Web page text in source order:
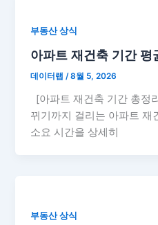
부동산 상식
아파트 재건축 기간
데이터랩 /8월 5, 2026
[아파트 재건축 기간 총정
뀌기까지 걸리는 아파트 재
소요 시간을 상세히
부동산 상식